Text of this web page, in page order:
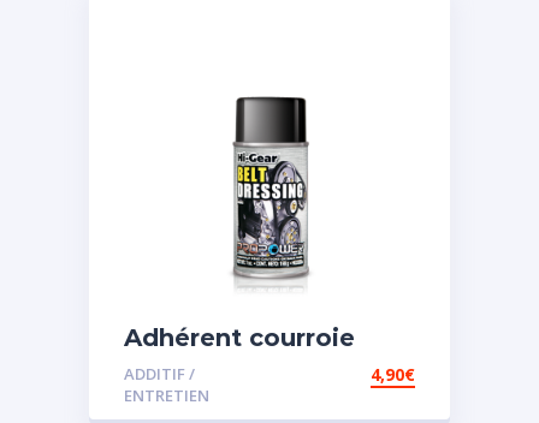
Adhérent courroie
ADDITIF /
ENTRETIEN
4,90€